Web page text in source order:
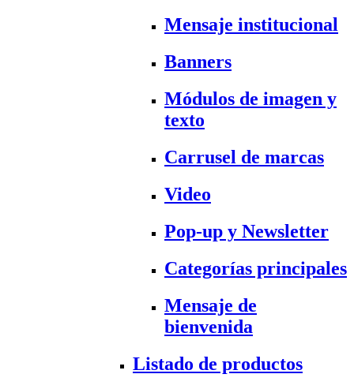
Mensaje institucional
Banners
Módulos de imagen y
texto
Carrusel de marcas
Video
Pop-up y Newsletter
Categorías principales
Mensaje de
bienvenida
Listado de productos